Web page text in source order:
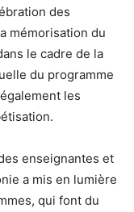
des
mémorisation du
le cadre de la
du programme
les
enseignantes et
a mis en lumière
qui font du